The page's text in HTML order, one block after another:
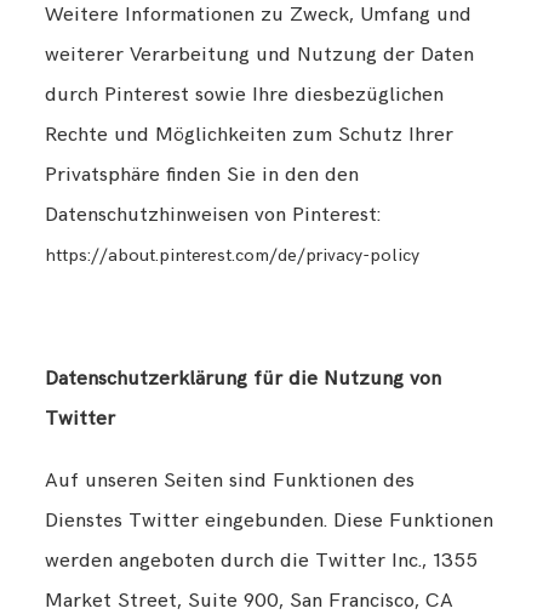
Weitere Informationen zu Zweck, Umfang und
weiterer Verarbeitung und Nutzung der Daten
durch Pinterest sowie Ihre diesbezüglichen
Rechte und Möglichkeiten zum Schutz Ihrer
Privatsphäre finden Sie in den den
Datenschutzhinweisen von Pinterest:
https://about.pinterest.com/de/privacy-policy
Datenschutzerklärung für die Nutzung von
Twitter
Auf unseren Seiten sind Funktionen des
Dienstes Twitter eingebunden. Diese Funktionen
werden angeboten durch die Twitter Inc., 1355
Market Street, Suite 900, San Francisco, CA